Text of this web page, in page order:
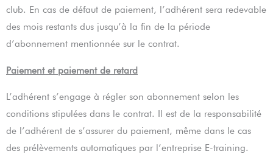
club. En cas de défaut de paiement, l’adhérent sera redevable
des mois restants dus jusqu’à la fin de la période
d’abonnement mentionnée sur le contrat.
Paiement et paiement de retard
L’adhérent s’engage à régler son abonnement selon les
conditions stipulées dans le contrat. Il est de la responsabilité
de l’adhérent de s’assurer du paiement, même dans le cas
des prélèvements automatiques par l’entreprise E-training.